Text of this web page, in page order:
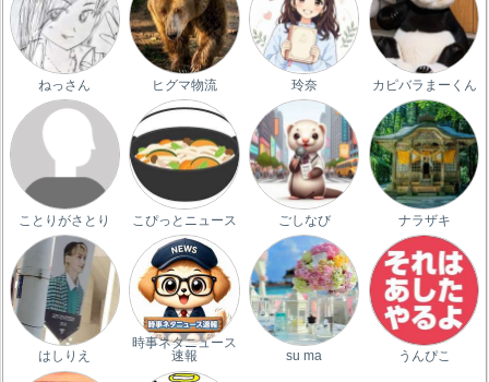
ねっさん ヒグマ物流 玲奈 カピバラまーくん
ことりがさとり こぴっとニュース ごしなび ナラザキ
はしりえ
時事ネタニュース
速報
su ma うんぴこ